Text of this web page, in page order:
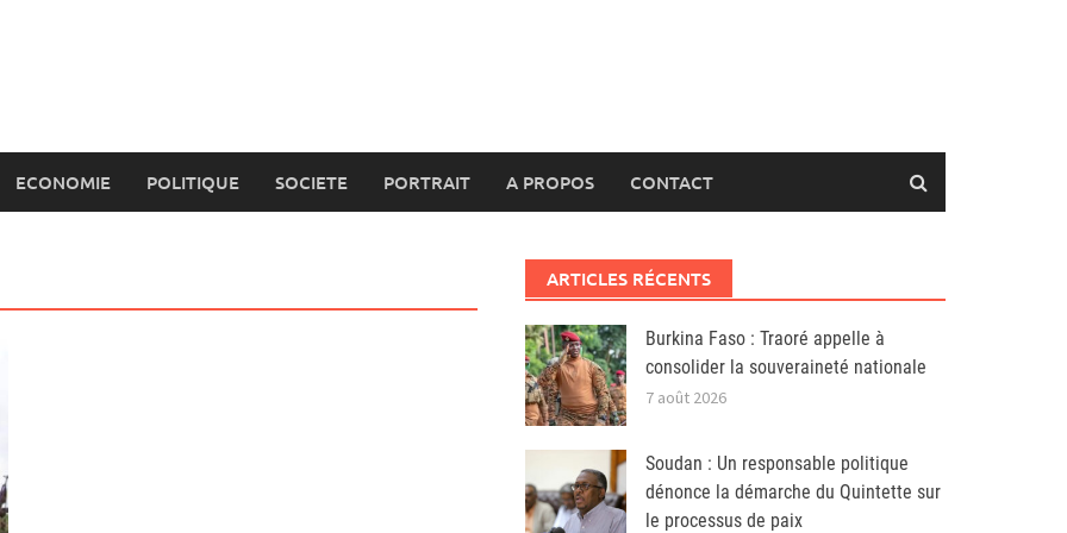
ECONOMIE POLITIQUE SOCIETE PORTRAIT A PROPOS CONTACT
ARTICLES RÉCENTS
Burkina Faso : Traoré appelle à
consolider la souveraineté nationale
7 août 2026
Soudan : Un responsable politique
dénonce la démarche du Quintette sur
le processus de paix